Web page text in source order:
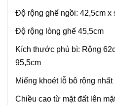
Độ rộng ghế ngồi: 42,5cm x
Độ rộng lòng ghế 45,5cm
Kích thước phủ bì: Rộng
95,5cm
Miếng khoét lỗ bô rộng
Chiều cao từ mặt đất lên